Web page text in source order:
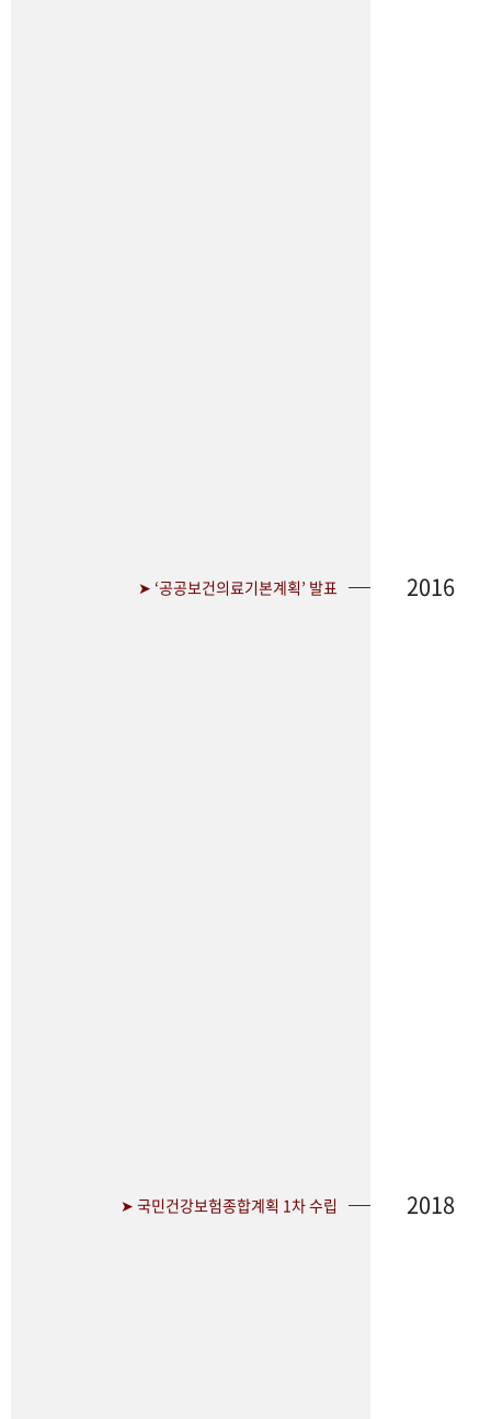
➤ ‘공공보건의료기본계획’ 발표 2016
➤ 국민건강보험종합계획 1차 수립 2018